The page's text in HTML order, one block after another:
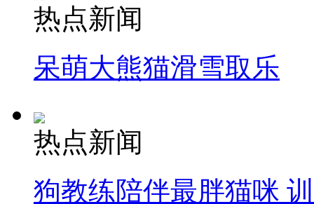
热点新闻
呆萌大熊猫滑雪取乐
热点新闻
狗教练陪伴最胖猫咪